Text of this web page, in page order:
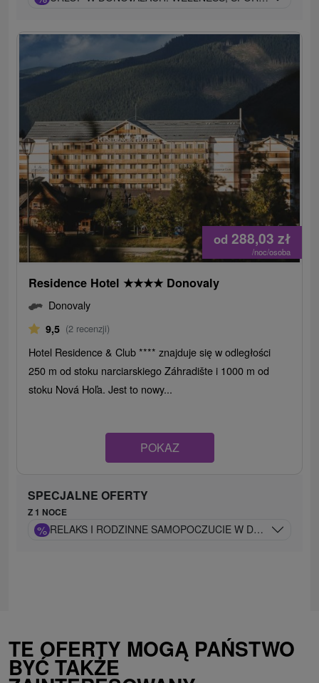
od 288,03 zł
/noc/osoba
Residence Hotel ★★★★ Donovaly
Donovaly
9,5 (2 recenzji)
Hotel Residence & Club **** znajduje się w odległości
250 m od stoku narciarskiego Záhradište i 1000 m od
stoku Nová Hoľa. Jest to nowy...
POKAZ
SPECJALNE OFERTY
Z 1 NOCE
% RELAKS I RODZINNE SAMOPOCZUCIE W
TE OFERTY MOGĄ PAŃSTWO
BYĆ TAKŻE